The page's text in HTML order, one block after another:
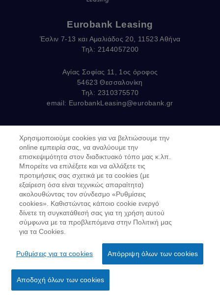
Εκδήλωση Ενδιαφέροντος
Eurobank Leasing
Έσλιν 7-13 και Αμαλιάδος 20, 11523 Αθήνα
Τηλ: 2144057200
Αγίας Σοφίας 11, 1ος όροφος
54623 Θεσσαλονίκη
Τηλ: 2310375570
email: EurobankLeasing@eurobank.gr
Copyright © 2019
Όροι Χρήσης
Προσωπικά δεδομένα στον Διαδικτυακό Τόπο
GDPR - Προσωπικά Δεδομένα
Πολιτική Cookies
Κώδικας Δεοντολογίας Ν.4224/2013
Για να υποβάλετε παράπονο
Χρησιμοποιούμε cookies για να βελτιώσουμε την
online εμπειρία σας, να αναλύουμε την
επισκεψιμότητα στον διαδικτυακό τόπο μας κ.λπ.
Μπορείτε να επιλέξετε και να αλλάξετε τις
προτιμήσεις σας σχετικά με τα cookies (με
εξαίρεση όσα είναι τεχνικώς απαραίτητα)
ακολουθώντας τον σύνδεσμο «Ρυθμίσεις
cookies». Καθιστώντας κάποιο cookie ενεργό
δίνετε τη συγκατάθεσή σας για τη χρήση αυτού
σύμφωνα με τα προβλεπόμενα στην Πολιτική μας
για τα Cookies.
Ρυθμίσεις για τα cookies Απόρριψη όλων των cookies
Αποδοχή όλων των cookies